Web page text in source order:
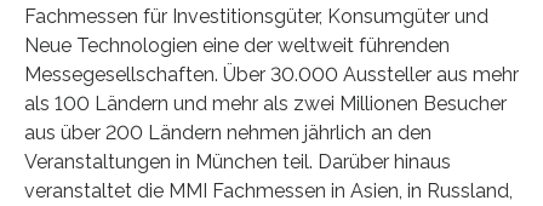
Fachmessen für Investitionsgüter, Konsumgüter und
Neue Technologien eine der weltweit führenden
Messegesellschaften. Über 30.000 Aussteller aus mehr
als 100 Ländern und mehr als zwei Millionen Besucher
aus über 200 Ländern nehmen jährlich an den
Veranstaltungen in München teil. Darüber hinaus
veranstaltet die MMI Fachmessen in Asien, in Russland,